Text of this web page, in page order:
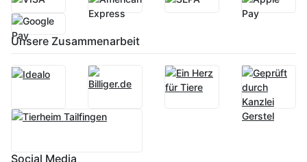
Unsere Zusammenarbeit
Social Media